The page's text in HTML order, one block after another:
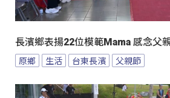
長濱鄉表揚22位模範Mama 感念父
原鄉 生活 台東長濱 父親節